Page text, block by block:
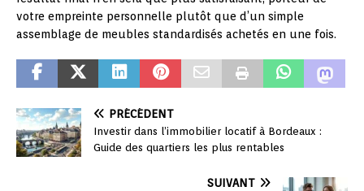
votre empreinte personnelle plutôt que d’un simple
assemblage de meubles standardisés achetés en une fois.
PRÉCÉDENT
Investir dans l’immobilier locatif à Bordeaux :
Guide des quartiers les plus rentables
SUIVANT